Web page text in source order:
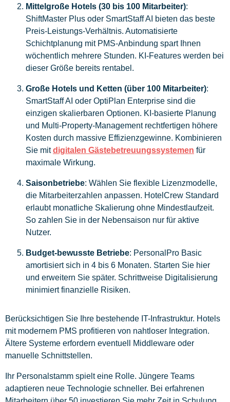
Mittelgroße Hotels (30 bis 100 Mitarbeiter):
ShiftMaster Plus oder SmartStaff AI bieten das beste
Preis-Leistungs-Verhältnis. Automatisierte
Schichtplanung mit PMS-Anbindung spart Ihnen
wöchentlich mehrere Stunden. KI-Features werden bei
dieser Größe bereits rentabel.
Große Hotels und Ketten (über 100 Mitarbeiter):
SmartStaff AI oder OptiPlan Enterprise sind die
einzigen skalierbaren Optionen. KI-basierte Planung
und Multi-Property-Management rechtfertigen höhere
Kosten durch massive Effizienzgewinne. Kombinieren
Sie mitdigitalen Gästebetreuungssystemen für
maximale Wirkung.
Saisonbetriebe: Wählen Sie flexible Lizenzmodelle,
die Mitarbeiterzahlen anpassen. HotelCrew Standard
erlaubt monatliche Skalierung ohne Mindestlaufzeit.
So zahlen Sie in der Nebensaison nur für aktive
Nutzer.
Budget-bewusste Betriebe: PersonalPro Basic
amortisiert sich in 4 bis 6 Monaten. Starten Sie hier
und erweitern Sie später. Schrittweise Digitalisierung
minimiert finanzielle Risiken.
Berücksichtigen Sie Ihre bestehende IT-Infrastruktur. Hotels
mit modernem PMS profitieren von nahtloser Integration.
Ältere Systeme erfordern eventuell Middleware oder
manuelle Schnittstellen.
Ihr Personalstamm spielt eine Rolle. Jüngere Teams
adaptieren neue Technologie schneller. Bei erfahrenen